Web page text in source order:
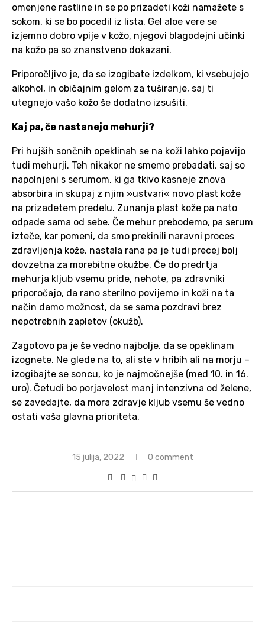
omenjene rastline in se po prizadeti koži namažete s
sokom, ki se bo pocedil iz lista. Gel aloe vere se
izjemno dobro vpije v kožo, njegovi blagodejni učinki
na kožo pa so znanstveno dokazani.
Priporočljivo je, da se izogibate izdelkom, ki vsebujejo
alkohol, in običajnim gelom za tuširanje, saj ti
utegnejo vašo kožo še dodatno izsušiti.
Kaj pa, če nastanejo mehurji?
Pri hujših sončnih opeklinah se na koži lahko pojavijo
tudi mehurji. Teh nikakor ne smemo prebadati, saj so
napolnjeni s serumom, ki ga tkivo kasneje znova
absorbira in skupaj z njim »ustvari« novo plast kože
na prizadetem predelu. Zunanja plast kože pa nato
odpade sama od sebe. Če mehur prebodemo, pa serum
izteče, kar pomeni, da smo prekinili naravni proces
zdravljenja kože, nastala rana pa je tudi precej bolj
dovzetna za morebitne okužbe. Če do predrtja
mehurja kljub vsemu pride, nehote, pa zdravniki
priporočajo, da rano sterilno povijemo in koži na ta
način damo možnost, da se sama pozdravi brez
nepotrebnih zapletov (okužb).
Zagotovo pa je še vedno najbolje, da se opeklinam
izognete. Ne glede na to, ali ste v hribih ali na morju –
izogibajte se soncu, ko je najmočnejše (med 10. in 16.
uro). Četudi bo porjavelost manj intenzivna od želene,
se zavedajte, da mora zdravje kljub vsemu še vedno
ostati vaša glavna prioriteta.
15 julija, 2022 0 comment